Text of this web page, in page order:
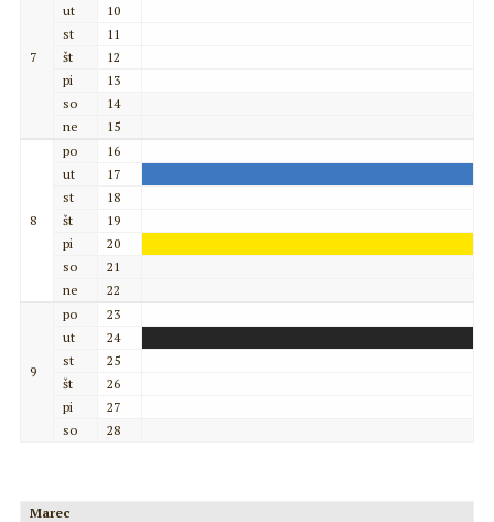
7
ut
10
st
11
št
12
pi
13
so
14
ne
15
8
po
16
ut
17
st
18
št
19
pi
20
so
21
ne
22
9
po
23
ut
24
st
25
št
26
pi
27
so
28
Marec